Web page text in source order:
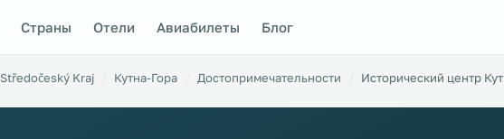
Страны Отели Авиабилеты Блог
Středočeský Kraj Кутна-Гора Достопримечательности Исторический центр